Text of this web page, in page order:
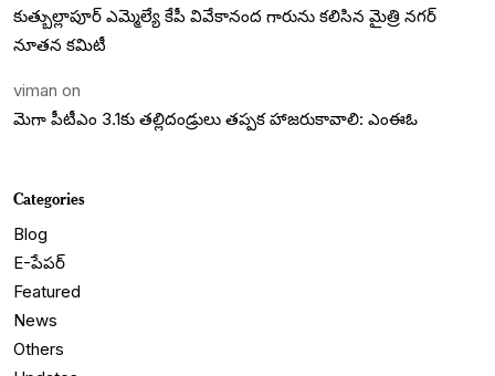
కుత్బుల్లాపూర్ ఎమ్మెల్యే కేపీ వివేకానంద గారును కలిసిన మైత్రి నగర్
నూతన కమిటీ
viman on
మెగా పీటీఎం 3.1కు తల్లిదండ్రులు తప్పక హాజరుకావాలి: ఎంఈఓ
Categories
Blog
E-పేపర్
Featured
News
Others